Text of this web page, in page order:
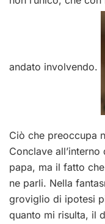
andato involvendo.
Ciò che preoccupa
Conclave
papa, ma il fatto
ne parli. Nella
groviglio di ipotesi
quanto mi risulta, il